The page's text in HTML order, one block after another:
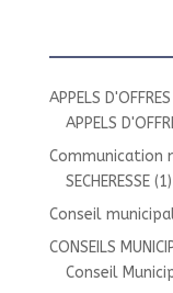
APPELS D'OFFRES
APPELS
Communication
SECHERESSE(1)
Conseil
CONSEILS
Conseil